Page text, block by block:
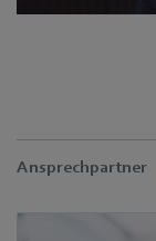
Ansprechpartner